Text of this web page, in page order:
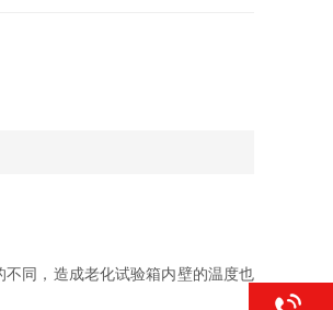
同，造成老化试验箱内壁的温度也